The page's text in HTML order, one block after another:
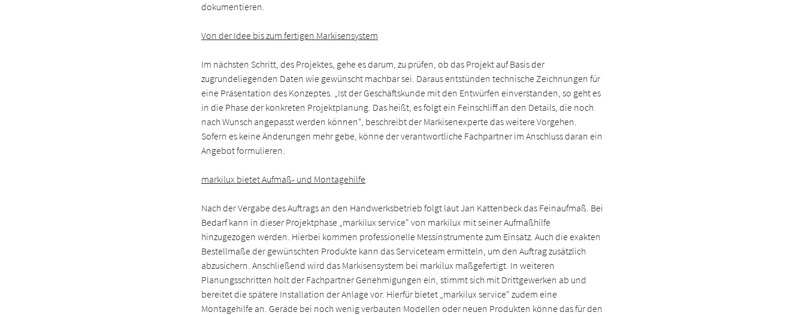
dokumentieren.
Von der Idee bis zum fertigen Markisensystem
Im nächsten Schritt, des Projektes, gehe es darum, zu prüfen, ob das Projekt auf Basis der
zugrundeliegenden Daten wie gewünscht machbar sei. Daraus entstünden technische Zeichnungen für
eine Präsentation des Konzeptes. „Ist der Geschäftskunde mit den Entwürfen einverstanden, so geht es
in die Phase der konkreten Projektplanung. Das heißt, es folgt ein Feinschliff an den Details, die noch
nach Wunsch angepasst werden können“, beschreibt der Markisenexperte das weitere Vorgehen.
Sofern es keine Änderungen mehr gebe, könne der verantwortliche Fachpartner im Anschluss daran ein
Angebot formulieren.
markilux bietet Aufmaß- und Montagehilfe
Nach der Vergabe des Auftrags an den Handwerksbetrieb folgt laut Jan Kattenbeck das Feinaufmaß. Bei
Bedarf kann in dieser Projektphase „markilux service“ von markilux mit seiner Aufmaßhilfe
hinzugezogen werden. Hierbei kommen professionelle Messinstrumente zum Einsatz. Auch die exakten
Bestellmaße der gewünschten Produkte kann das Serviceteam ermitteln, um den Auftrag zusätzlich
abzusichern. Anschließend wird das Markisensystem bei markilux maßgefertigt. In weiteren
Planungsschritten holt der Fachpartner Genehmigungen ein, stimmt sich mit Drittgewerken ab und
bereitet die spätere Installation der Anlage vor. Hierfür bietet „markilux service“ zudem eine
Montagehilfe an. Gerade bei noch wenig verbauten Modellen oder neuen Produkten könne das für den